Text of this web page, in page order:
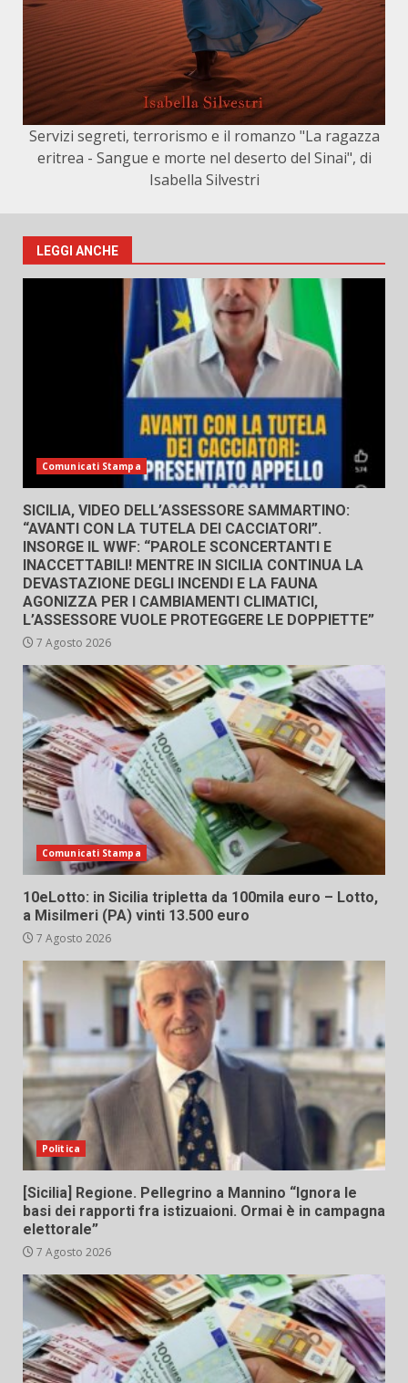
Servizi segreti, terrorismo e il romanzo "La ragazza
eritrea - Sangue e morte nel deserto del Sinai", di
Isabella Silvestri
LEGGI ANCHE
Comunicati Stampa
SICILIA, VIDEO DELL’ASSESSORE SAMMARTINO:
“AVANTI CON LA TUTELA DEI CACCIATORI”.
INSORGE IL WWF: “PAROLE SCONCERTANTI E
INACCETTABILI! MENTRE IN SICILIA CONTINUA LA
DEVASTAZIONE DEGLI INCENDI E LA FAUNA
AGONIZZA PER I CAMBIAMENTI CLIMATICI,
L’ASSESSORE VUOLE PROTEGGERE LE DOPPIETTE”
7 Agosto 2026
Comunicati Stampa
10eLotto: in Sicilia tripletta da 100mila euro – Lotto,
a Misilmeri (PA) vinti 13.500 euro
7 Agosto 2026
Politica
[Sicilia] Regione. Pellegrino a Mannino “Ignora le
basi dei rapporti fra istizuaioni. Ormai è in campagna
elettorale”
7 Agosto 2026